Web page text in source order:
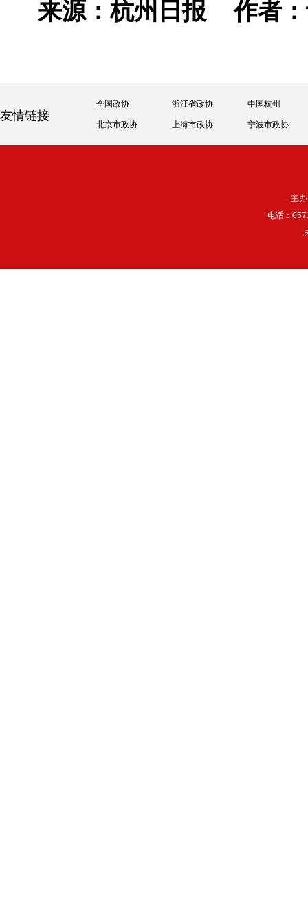
来源：杭州日报作者
友情链接
全国政协 浙江省政协 中国杭州
北京市政协 上海市政协 宁波市政协
主
电话：